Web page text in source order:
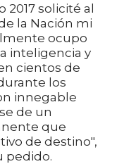
solicité al
la Nación mi
ocupo
inteligencia y
cientos de
los
innegable
de un
que
de destino",
pedido.